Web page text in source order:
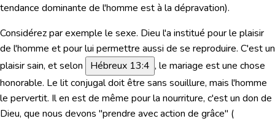
tendance dominante de l'homme est à la dépravation).
Considérez par exemple le sexe. Dieu l'a institué pour le plaisir
de l'homme et pour lui permettre aussi de se reproduire. C'est un
plaisir sain, et selon Hébreux 13:4 , le mariage est une chose
honorable. Le lit conjugal doit être sans souillure, mais l'homme
le pervertit. Il en est de même pour la nourriture, c'est un don de
Dieu, que nous devons "prendre avec action de grâce" (